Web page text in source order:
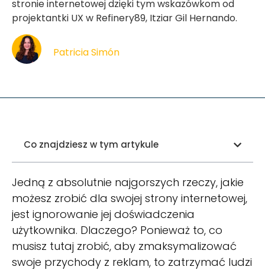
stronie internetowej dzięki tym wskazówkom od
projektantki UX w Refinery89, Itziar Gil Hernando.
Patricia Simón
Co znajdziesz w tym artykule
Jedną z absolutnie najgorszych rzeczy, jakie
możesz zrobić dla swojej strony internetowej,
jest ignorowanie jej doświadczenia
użytkownika. Dlaczego? Ponieważ to, co
musisz tutaj zrobić, aby zmaksymalizować
swoje przychody z reklam, to zatrzymać ludzi